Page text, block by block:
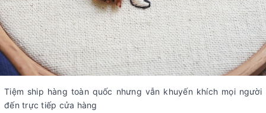
Tiệm ship hàng toàn quốc nhưng vẫn khuyến khích mọi người
đến trực tiếp cửa hàng